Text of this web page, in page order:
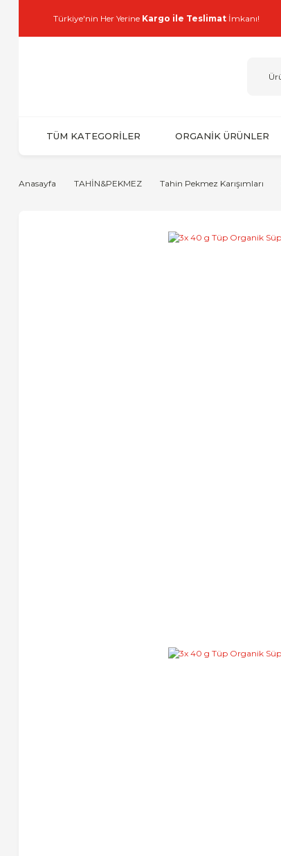
Türkiye'nin Her Yerine Kargo ile Teslimat İmkanı!
TÜM KATEGORİLER ORGANİK ÜRÜNLER
Anasayfa TAHİN&PEKMEZ Tahin Pekmez Karışımları